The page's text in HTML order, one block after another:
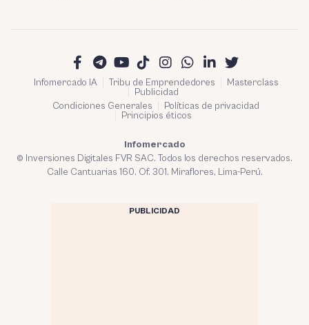
Infomercado IA Tribu de Emprendedores
Masterclass
Publicidad
Condiciones Generales
Políticas de privacidad
Principios éticos
Infomercado
© Inversiones Digitales FVR SAC. Todos los derechos reservados.
Calle Cantuarias 160. Of. 301. Miraflores, Lima-Perú.
PUBLICIDAD